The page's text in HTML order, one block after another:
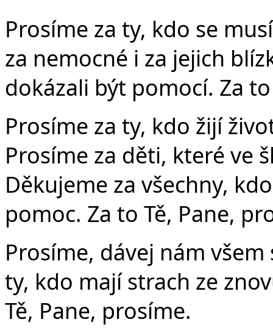
Prosíme za ty, kdo se
za nemocné i za jejich
dokázali být pomocí. Za
Prosíme za ty, kdo žijí
Prosíme za děti, které ve
Děkujeme za všechny,
pomoc. Za to Tě, Pane,
Prosíme, dávej nám
ty, kdo mají strach ze
Tě, Pane, prosíme.